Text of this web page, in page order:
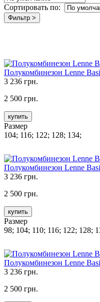
Сортировать по:
Фильтр >
Полукомбинезон Lenne
3 236 грн.
2 500 грн.
купить
Размер
104; 116; 122; 128; 134;
Полукомбинезон Lenne
3 236 грн.
2 500 грн.
купить
Размер
98; 104; 110; 116; 122; 128;
Полукомбинезон Lenne
3 236 грн.
2 500 грн.